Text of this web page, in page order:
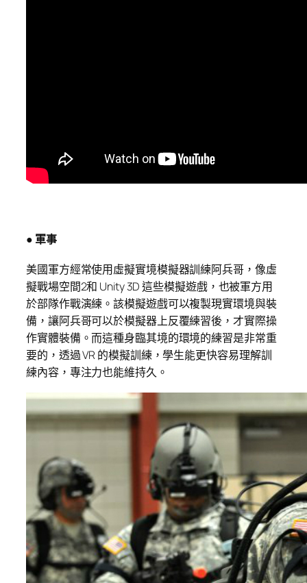
● 軍事
美國軍方經常使用虛擬實境模擬器訓練阿兵哥，像虛
擬戰場空間2和 Unity 3D 這些模擬遊戲，也被軍方用
於部隊作戰演練。該模擬遊戲可以複製現實環境與裝
備，讓阿兵哥可以於模擬器上反覆練習後，才實際操
作實體裝備。而這種身臨其境的環境的練習是非常重
要的，透過 VR 的模擬訓練，學生能更快容易理解訓
練內容，專注力也能維持久。